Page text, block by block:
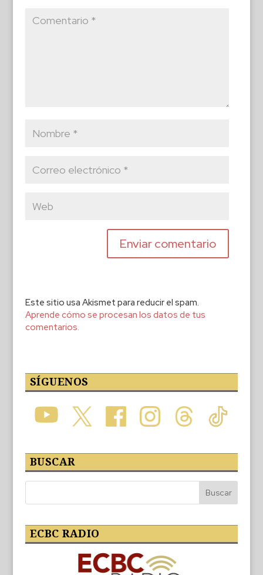
Este sitio usa Akismet para reducir el spam.
Aprende cómo se procesan los datos de tus
comentarios.
SÍGUENOS
BUSCAR
ECBC RADIO